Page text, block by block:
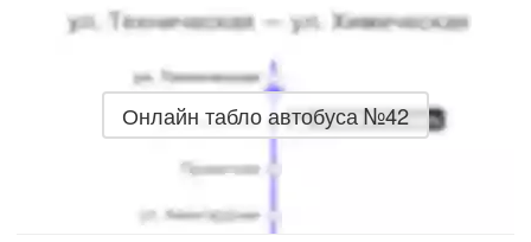
Онлайн табло автобуса №42